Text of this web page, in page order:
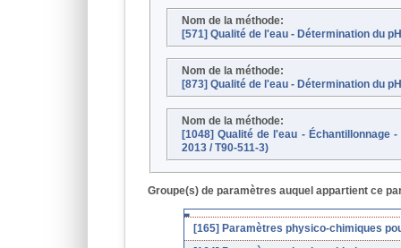
Nom de la méthode:
[571] Qualité de l'eau - Détermination du
Nom de la méthode:
[873] Qualité de l'eau - Détermination du
Nom de la méthode:
[1048] Qualité de l'eau - Échantillonnage
2013 / T90-511-3)
Groupe(s) de paramètres auquel appartient ce
[165] Paramètres physico-chimiques